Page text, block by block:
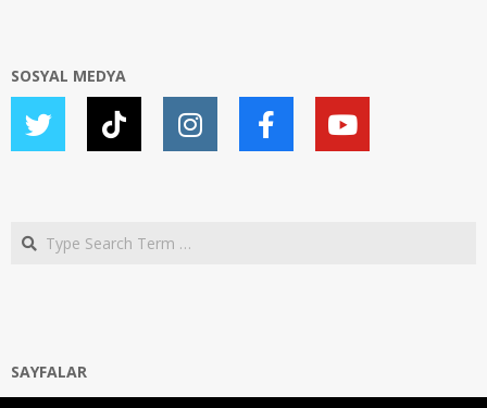
SOSYAL MEDYA
Search
SAYFALAR